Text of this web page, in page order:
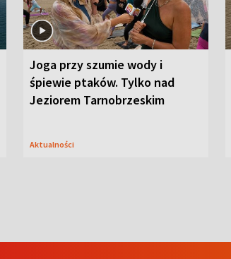
Joga przy szumie wody i
śpiewie ptaków. Tylko nad
Jeziorem Tarnobrzeskim
Aktualności